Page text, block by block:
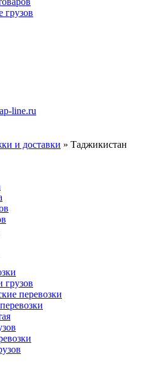
грузов
line.ru
и доставки » Таджикистан
грузов
перевозки